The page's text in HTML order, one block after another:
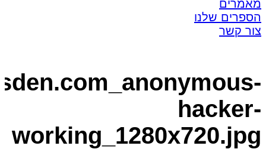
מאמרים
הספרים שלנו
צור קשר
hacker-
working_1280x720.jpg